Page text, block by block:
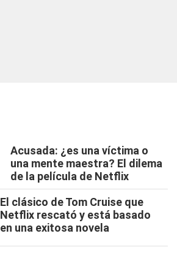
Acusada: ¿es una víctima o
una mente maestra? El dilema
de la película de Netflix
El clásico de Tom Cruise que
Netflix rescató y está basado
en una exitosa novela